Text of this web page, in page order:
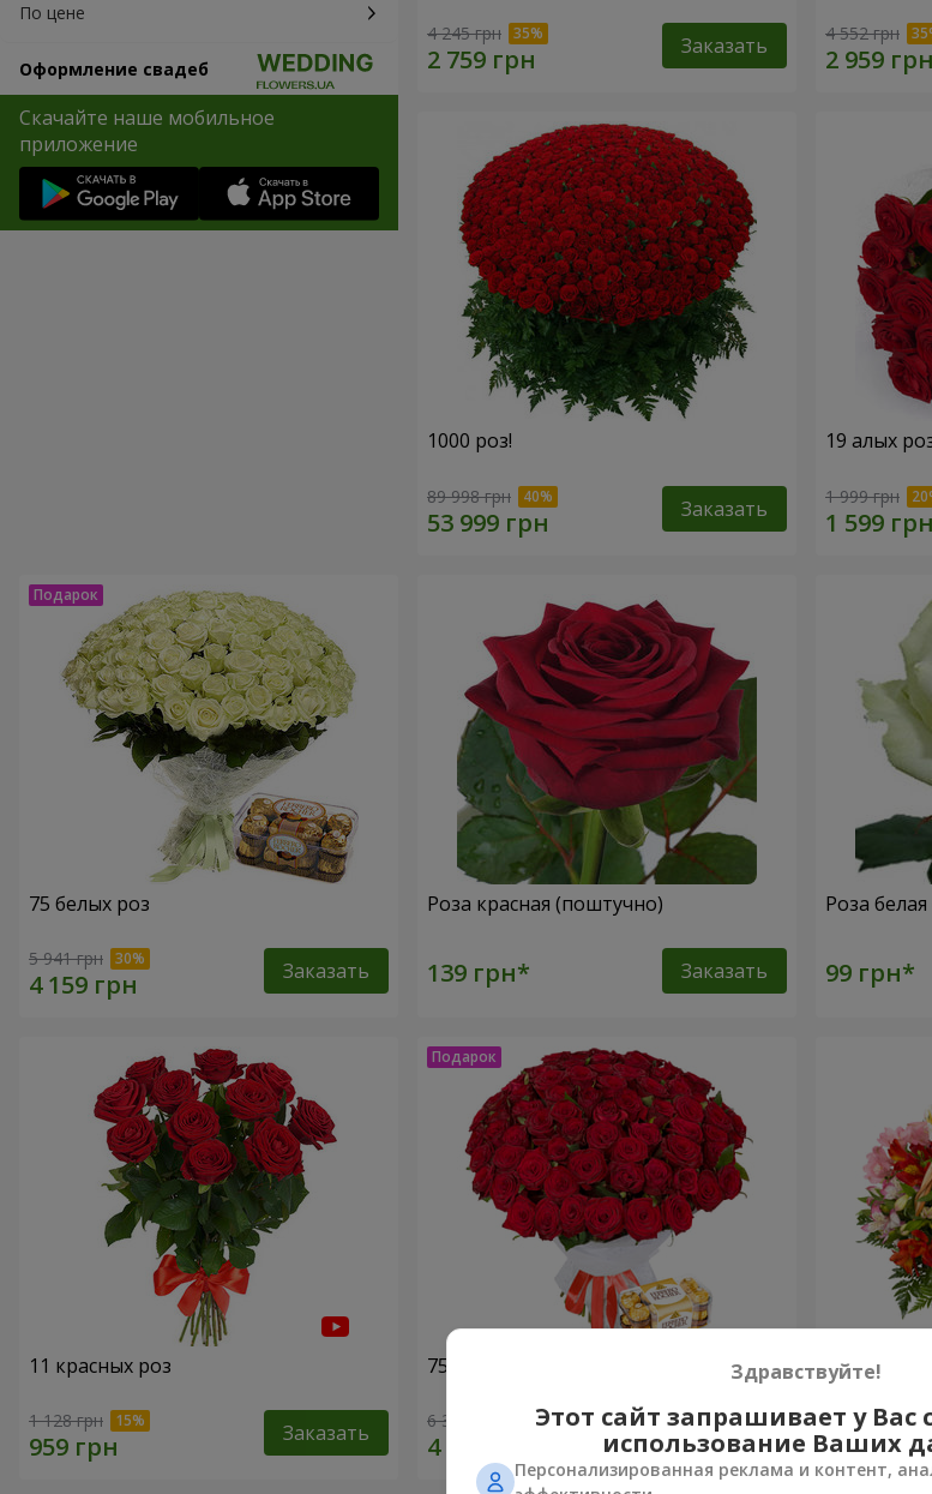
По цене
Оформление свадеб
Скачайте наше мобильное
приложение
4 245 грн Заказать 4 552 грн
1000 роз!
89 998 грн Заказать
19 алых
1 999 грн
75 белых роз
5 941 грн Заказать
Роза красная (поштучно)
Заказать
Роза
11 красных роз
1 128 грн Заказать
75 красных роз
6 370 грн Заказать
Корзина
3 528 грн
Здравствуйте!
Этот сайт запрашивает у Вас
использование Ваших
Персонализированная реклама и контент,